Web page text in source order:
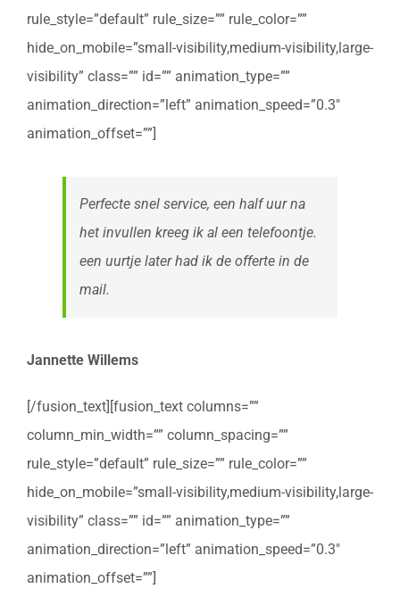
rule_style=”default” rule_size=”” rule_color=””
hide_on_mobile=”small-visibility,medium-visibility,large-
visibility” class=”” id=”” animation_type=””
animation_direction=”left” animation_speed=”0.3″
animation_offset=””]
Perfecte snel service, een half uur na
het invullen kreeg ik al een telefoontje.
een uurtje later had ik de offerte in de
mail.
Jannette Willems
[/fusion_text][fusion_text columns=””
column_min_width=”” column_spacing=””
rule_style=”default” rule_size=”” rule_color=””
hide_on_mobile=”small-visibility,medium-visibility,large-
visibility” class=”” id=”” animation_type=””
animation_direction=”left” animation_speed=”0.3″
animation_offset=””]